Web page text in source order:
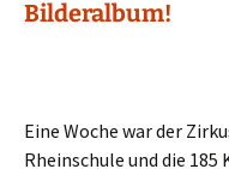
Bilderalbum!
Eine Woche war der
Rheinschule und die